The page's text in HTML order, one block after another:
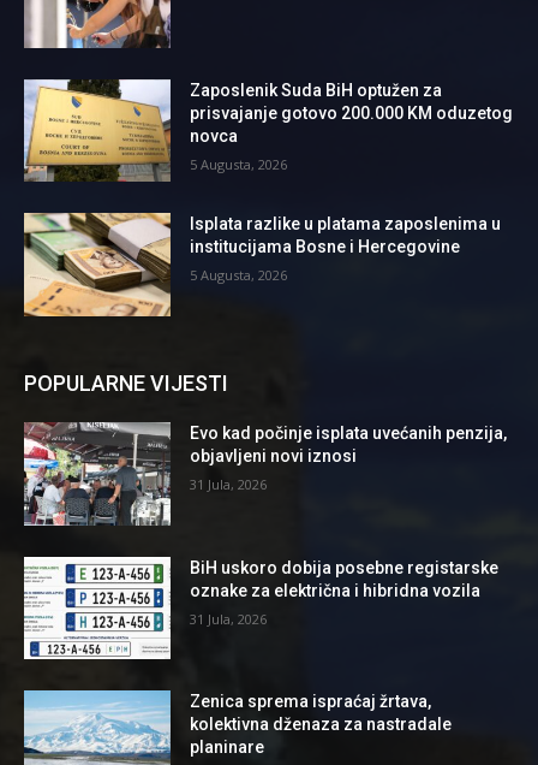
Zaposlenik Suda BiH optužen za
prisvajanje gotovo 200.000 KM oduzetog
novca
5 Augusta, 2026
Isplata razlike u platama zaposlenima u
institucijama Bosne i Hercegovine
5 Augusta, 2026
POPULARNE VIJESTI
Evo kad počinje isplata uvećanih penzija,
objavljeni novi iznosi
31 Jula, 2026
BiH uskoro dobija posebne registarske
oznake za električna i hibridna vozila
31 Jula, 2026
Zenica sprema ispraćaj žrtava,
kolektivna dženaza za nastradale
planinare